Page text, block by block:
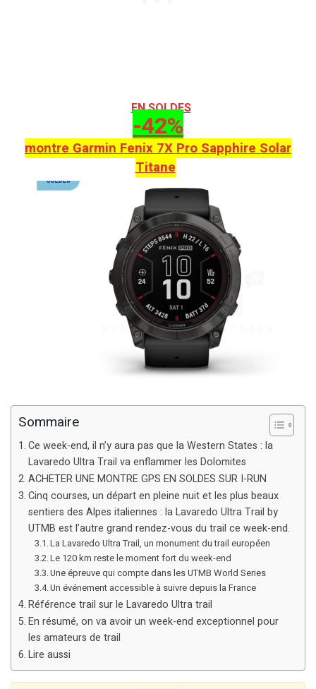
EN SOLDES
-42%
montre Garmin Fenix 7X Pro Sapphire Solar
Titane
Sommaire
Ce week-end, il n’y aura pas que la Western States : la
Lavaredo Ultra Trail va enflammer les Dolomites
ACHETER UNE MONTRE GPS EN SOLDES SUR I-RUN
Cinq courses, un départ en pleine nuit et les plus beaux
sentiers des Alpes italiennes : la Lavaredo Ultra Trail by
UTMB est l’autre grand rendez-vous du trail ce week-end.
La Lavaredo Ultra Trail, un monument du trail européen
Le 120 km reste le moment fort du week-end
Une épreuve qui compte dans les UTMB World Series
Un événement accessible à suivre depuis la France
Référence trail sur le Lavaredo Ultra trail
En résumé, on va avoir un week-end exceptionnel pour
les amateurs de trail
Lire aussi